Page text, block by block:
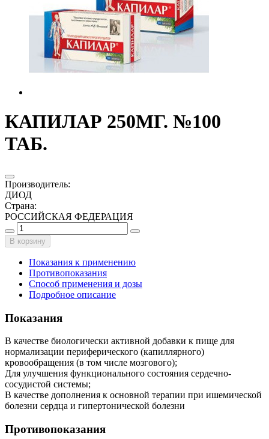
КАПИЛАР 250МГ. №100
ТАБ.
Производитель:
ДИОД
Страна:
РОССИЙСКАЯ ФЕДЕРАЦИЯ
В корзину
Показания к применению
Противопоказания
Способ применения и дозы
Подробное описание
Показания
В качестве биологически активной добавки к пище для
нормализации периферического (капиллярного)
кровообращения (в том числе мозгового);
Для улучшения функционального состояния сердечно-
сосудистой системы;
В качестве дополнения к основной терапии при ишемической
болезни сердца и гипертонической болезни
Противопоказания